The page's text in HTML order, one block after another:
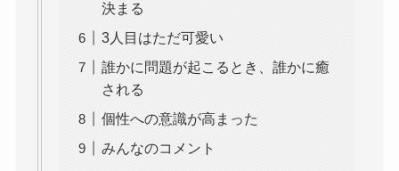
決まる
3人目はただ可愛い
誰かに問題が起こるとき、誰かに癒
される
個性への意識が高まった
みんなのコメント